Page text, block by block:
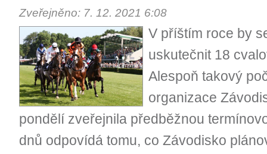
Zveřejněno: 7. 12. 2021 6:08
V příštím roce by
uskutečnit 18
Alespoň takový
organizace
pondělí zveřejnila předběžnou
dnů odpovídá tomu, co Závodisko